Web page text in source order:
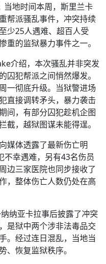
当地时间本周，斯里兰卡
帮派骚乱事件，冲突持续
少25人遇难、超百人受
重的监狱暴力事件之一。
介绍，本次骚乱并非突发
囚犯帮派之间悄然爆发。
一彻底升级。当狱警进场
直接调转矛头，暴力袭击
间，有部分囚犯趁机企图
截，越狱图谋未能得逞。
媒体透露了最新伤亡明
不幸遇难，另有43名伤员
边三家医院也同步接收了
，整体伤亡人数仍处在高
纳亚卡拉事后披露了冲突
是狱中两个涉非法毒品交
。经过连日混乱，当地当
、恢复监狱秩序。